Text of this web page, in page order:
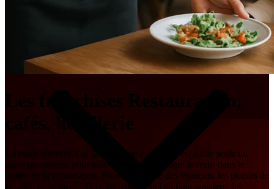
Les franchises Restauration,
cafés, hôtellerie
La place réservée à la gastronomie en France est à elle seule un
signe prometteur pour tous ceux qui souhaitent investir dans le
milieu de la restauration. Pour la majorité des Français, les plaisirs de
la table, c’est sacré ! Du plus traditionnel au plus novateur, les